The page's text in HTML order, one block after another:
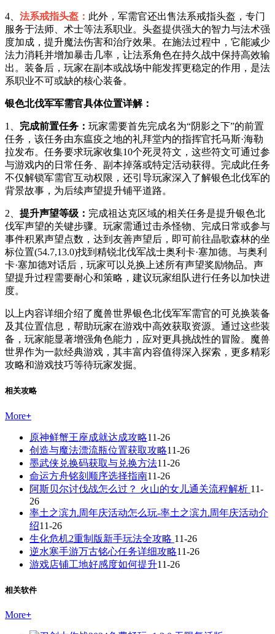
4、 法系戒指头盔： 此外，军需官还出售法系戒指头盔，专门
服务于法师、术士等法系职业。头盔提供强大的智力与法术强
度加成，提升魔法伤害和治疗效果。在施法过程中，它能减少
法力消耗并增加暴击几率，让法系角色在持久战中保持高效输
出。装备后，玩家在副本或战场中能发挥更稳定的作用，是法
系职业不可或缺的核心装备。
银色北伐军军需官具体位置详解：
1、 完成前置任务： 玩家需要首先完成名为“阴影之下”的前置
任务，该任务由东瘟疫之地的礼拜堂内的指挥官托马斯·海勒
拉发布。任务要求玩家收集10个死灵符文，这些符文可通过参
与游戏内的日常任务、副本掉落或特定活动获得。完成此任务
不仅解锁军需官互动权限，还引导玩家深入了解银色北伐军的
背景故事，为后续声望提升铺平道路。
2、 提升声望等级： 完成祖达克区域的相关任务是提升银色北
伐军声望的关键步骤。玩家需通过击杀怪物、完成日常或参与
事件积累声望点数，达到友善声望后，即可前往晶歌森林的坐
标位置(54.7,13.0)找到精锐北伐军战士奥利卡·塞加德。与奥利
卡·塞加德对话后，玩家可以兑换上述所有声望奖励物品。声
望提升过程需要耐心和策略，建议玩家组队进行任务以加快进
度。
以上内容详细介绍了魔兽世界银色北伐军军需官的可兑换装备
及其位置信息，帮助玩家在游戏中高效获取资源。通过这些装
备，玩家能显著增强角色能力，应对更具挑战性的冒险。魔兽
世界作为一款经典游戏，其丰富内容值得深入探索，更多精彩
攻略和游戏技巧等待玩家发掘。
相关攻略
More+
原神鲜蟹王座成就达成攻略11-26
创造与魔法漂流瓶位置获取攻略11-26
墨武侠兑换码获取与兑换方法11-26
命运方舟铭刻顺序选择指南11-26
阿斯贝尔讨伐战怎么过？ 火山的女儿通关流程解析 11-
26
率土之滨九周年庆活动怎么玩-率土之滨九周年庆活动介
绍11-26
生化危机2重制版新手玩法全攻略 11-26
逆水寒手游万古铭心任务详细攻略11-26
游戏店铺工地好感度如何提升11-26
相关软件
More+